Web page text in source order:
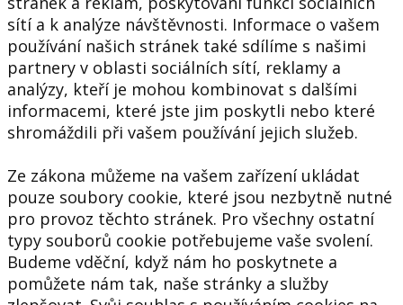
sítí a k analýze návštěvnosti. Informace o vašem
používání našich stránek také sdílíme s našimi
partnery v oblasti sociálních sítí, reklamy a
analýzy, kteří je mohou kombinovat s dalšími
informacemi, které jste jim poskytli nebo které
shromáždili při vašem používání jejich služeb.
Ze zákona můžeme na vašem zařízení ukládat
pouze soubory cookie, které jsou nezbytně nutné
pro provoz těchto stránek. Pro všechny ostatní
typy souborů cookie potřebujeme vaše svolení.
Budeme vděční, když nám ho poskytnete a
pomůžete nám tak, naše stránky a služby